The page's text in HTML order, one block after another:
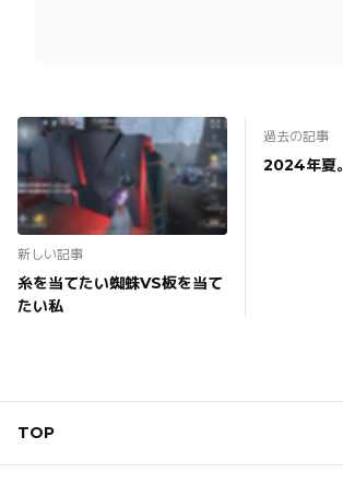
新しい記事
糸を当てたい蜘蛛VS板を当て
たい私
過去の記事
2024年夏。
TOP